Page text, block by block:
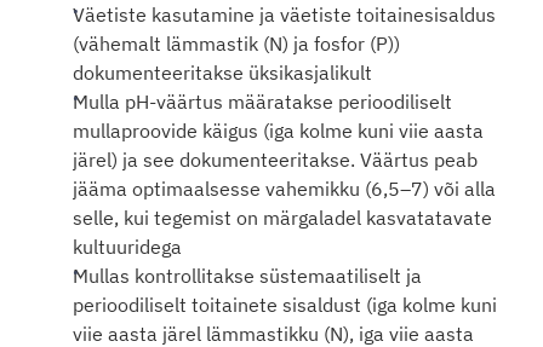
Väetiste kasutamine ja väetiste toitainesisaldus
(vähemalt lämmastik (N) ja fosfor (P))
dokumenteeritakse üksikasjalikult
Mulla pH-väärtus määratakse perioodiliselt
mullaproovide käigus (iga kolme kuni viie aasta
järel) ja see dokumenteeritakse. Väärtus peab
jääma optimaalsesse vahemikku (6,5–7) või alla
selle, kui tegemist on märgaladel kasvatatavate
kultuuridega
Mullas kontrollitakse süstemaatiliselt ja
perioodiliselt toitainete sisaldust (iga kolme kuni
viie aasta järel lämmastikku (N), iga viie aasta